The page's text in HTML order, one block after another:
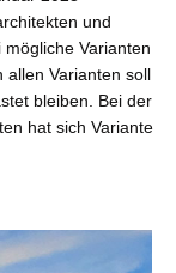
und
Varianten
Varianten soll
bleiben. Bei der
hat sich Variante